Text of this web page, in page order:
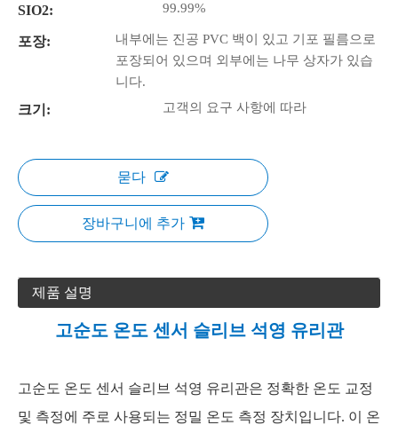
SIO2: 99.99%
포장:
내부에는 진공 PVC 백이 있고 기포 필름으로
포장되어 있으며 외부에는 나무 상자가 있습
니다.
크기: 고객의 요구 사항에 따라
묻다
장바구니에 추가
제품 설명
고순도 온도 센서 슬리브 석영 유리관
고순도 온도 센서 슬리브 석영 유리관은 정확한 온도 교정
및 측정에 주로 사용되는 정밀 온도 측정 장치입니다. 이 온